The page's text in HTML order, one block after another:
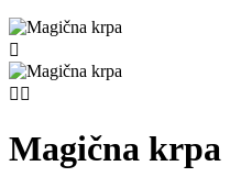

 
Magična krpa